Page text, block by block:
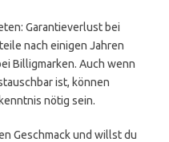
Garantieverlust bei
nach einigen Jahren
Billigmarken. Auch wenn
ist, können
nötig sein.
Geschmack und willst du